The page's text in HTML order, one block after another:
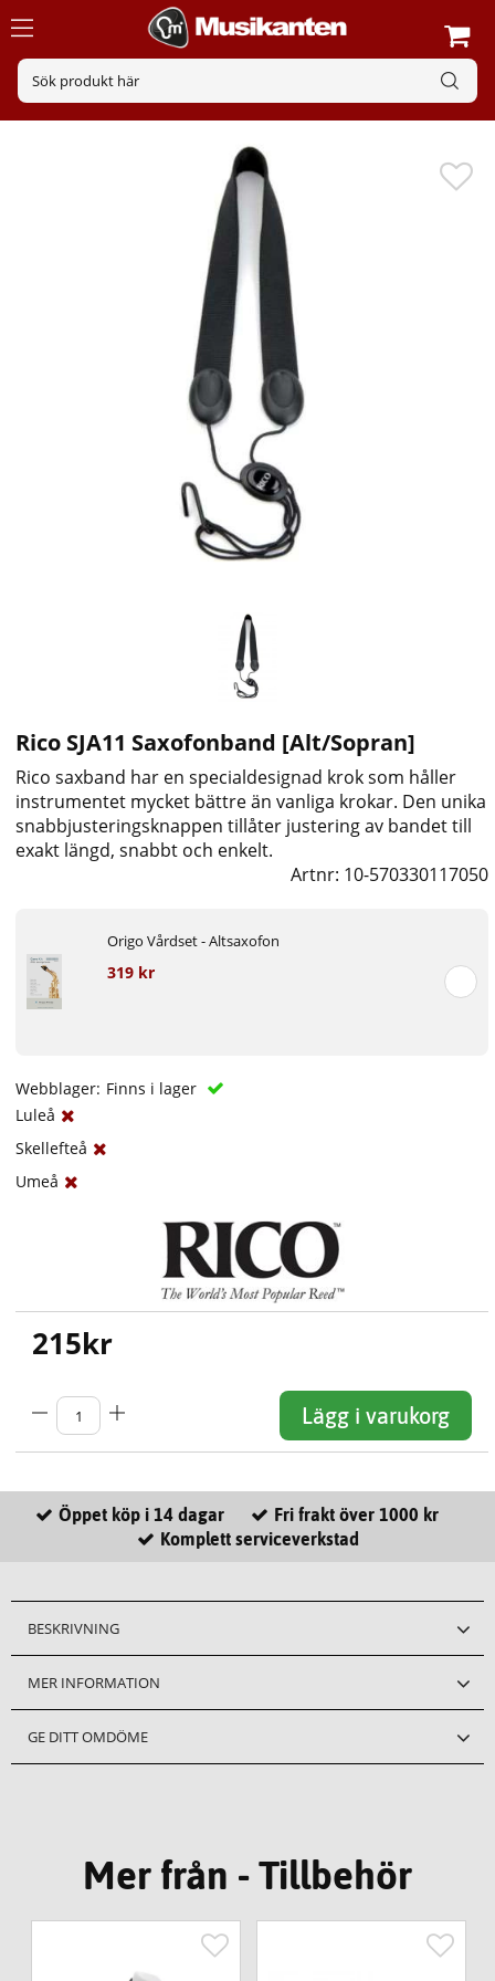
Rico SJA11 Saxofonband [Alt/Sopran]
Rico saxband har en specialdesignad krok som håller
instrumentet mycket bättre än vanliga krokar. Den unika
snabbjusteringsknappen tillåter justering av bandet till
exakt längd, snabbt och enkelt.
Artnr: 10-570330117050
Origo Vårdset - Altsaxofon
319 kr
Webblager: Finns i lager
Luleå
Skellefteå
Umeå
215kr
Lägg i varukorg
Öppet köp i 14 dagar
Fri frakt över 1000 kr
Komplett serviceverkstad
BESKRIVNING
MER INFORMATION
GE DITT OMDÖME
Mer från - Tillbehör